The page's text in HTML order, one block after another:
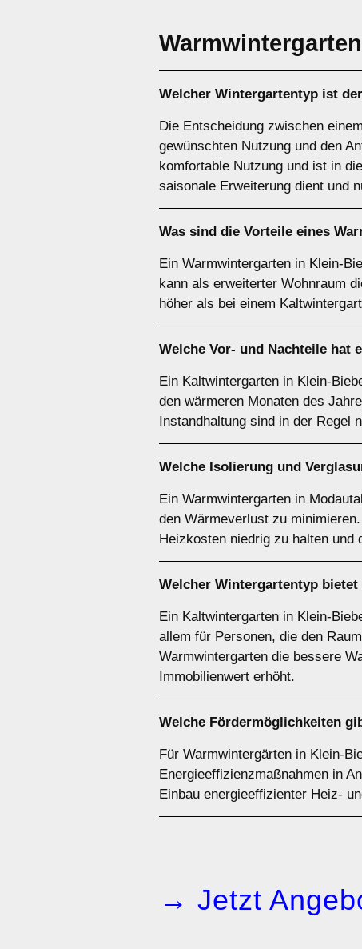
Warmwintergarten
Welcher Wintergartentyp ist
Die Entscheidung zwischen
gewünschten Nutzung und den
komfortable Nutzung und ist in
saisonale Erweiterung dient und
Was sind die Vorteile eines
Ein Warmwintergarten in Klein-
kann als erweiterter Wohnraum
höher als bei einem
Welche Vor- und Nachteile hat
Ein Kaltwintergarten in Klein-
den wärmeren Monaten des
Instandhaltung sind in der Regel
Welche Isolierung und
Ein Warmwintergarten in
den Wärmeverlust zu
Heizkosten niedrig zu halten und
Welcher Wintergartentyp
Ein Kaltwintergarten in Klein-
allem für Personen, die den
Warmwintergarten die bessere
Immobilienwert erhöht.
Welche Fördermöglichkeiten
Für Warmwintergärten in Klein-
Energieeffizienzmaßnahmen in
Einbau energieeffizienter Heiz-
→ Jetzt